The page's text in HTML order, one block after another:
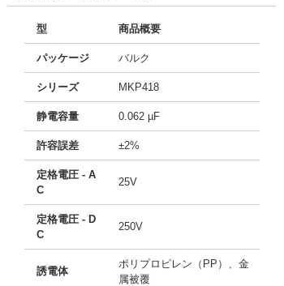
型 商品概要
パッケージ バルク
シリーズ MKP418
静電容量 0.062 µF
許容誤差 ±2%
定格電圧 - A
C
25V
定格電圧 - D
C
250V
誘電体
ポリプロピレン（PP）、金
属被覆